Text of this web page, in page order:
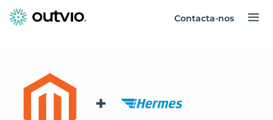
Contacta-nos
+